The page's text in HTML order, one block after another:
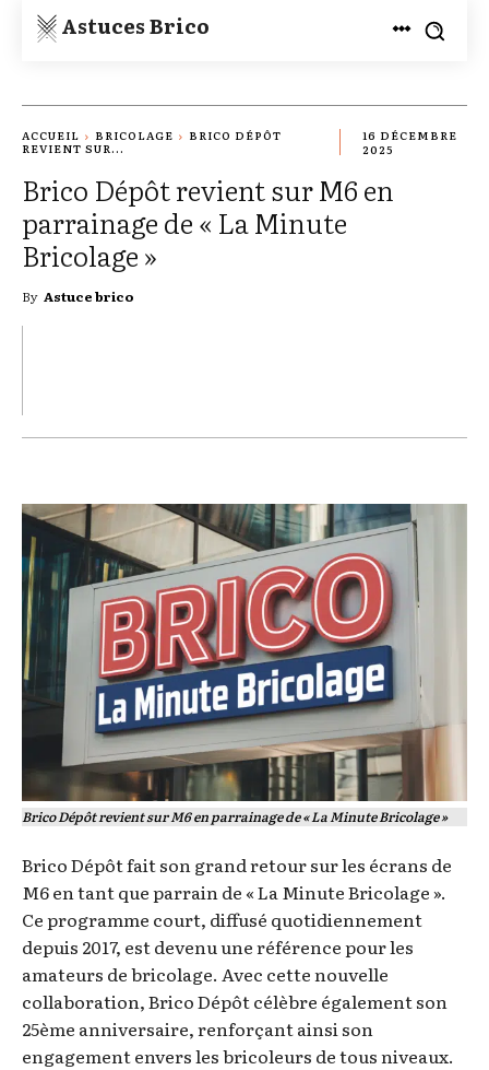
Astuces Brico
ACCUEIL BRICOLAGE
BRICO DÉPÔT
REVIENT SUR...
16 DÉCEMBRE
2025
Brico Dépôt revient sur M6 en
parrainage de « La Minute
Bricolage »
By Astuce brico
Brico Dépôt revient sur M6 en parrainage de « La Minute Bricolage »
Brico Dépôt fait son grand retour sur les écrans de
M6 en tant que parrain de « La Minute Bricolage ».
Ce programme court, diffusé quotidiennement
depuis 2017, est devenu une référence pour les
amateurs de bricolage. Avec cette nouvelle
collaboration, Brico Dépôt célèbre également son
25ème anniversaire, renforçant ainsi son
engagement envers les bricoleurs de tous niveaux.